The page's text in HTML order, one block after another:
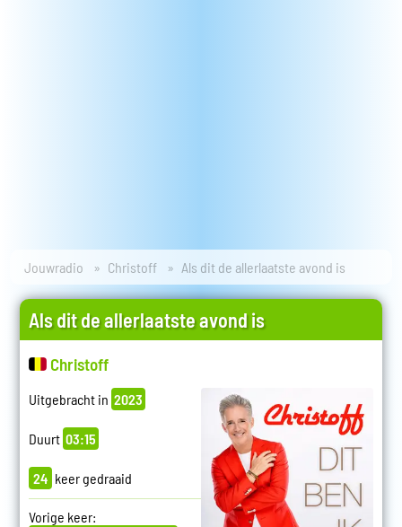
Jouwradio Christoff Als dit de allerlaatste avond is
Als dit de allerlaatste avond is
Christoff
Uitgebracht in 2023
Duurt 03:15
24 keer gedraaid
Vorige keer: